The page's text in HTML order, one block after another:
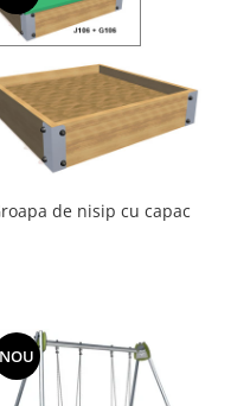
de nisip cu capac
NOU